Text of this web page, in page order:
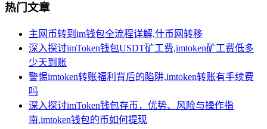
热门文章
主网币转到im钱包全流程详解,什币网转移
深入探讨imToken钱包USDT矿工费,imtoken矿工费低多
少天到账
警惕imtoken转账福利背后的陷阱,imtoken转账有手续费
吗
深入探讨imToken钱包存币，优势、风险与操作指
南,imtoken钱包的币如何提现